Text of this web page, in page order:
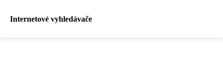
Internetové vyhledávače